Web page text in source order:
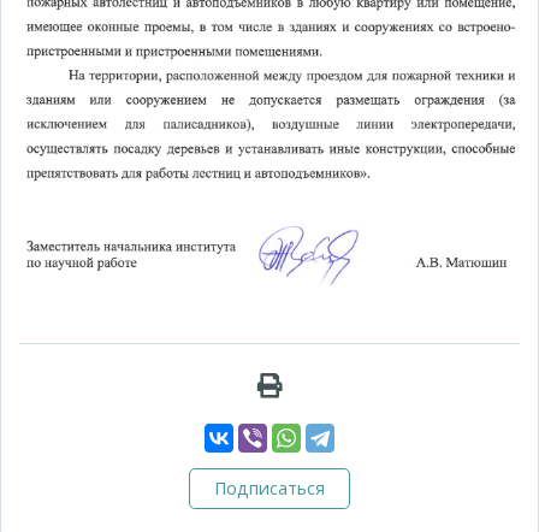
Подписаться